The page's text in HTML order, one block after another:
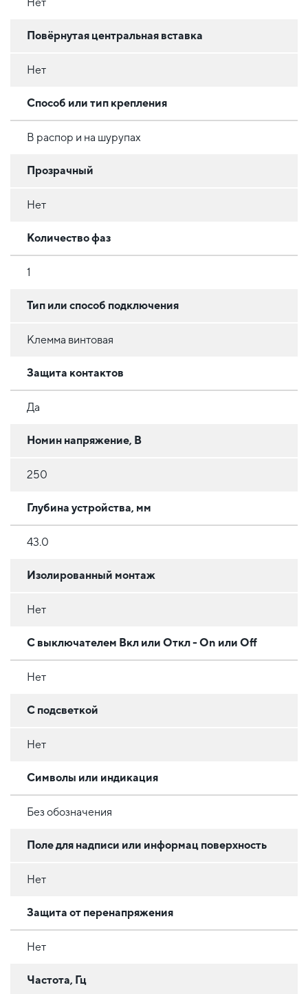
Повёрнутая центральная вставка
Нет
Способ или тип крепления
В распор и на шурупах
Прозрачный
Нет
Количество фаз
1
Тип или способ подключения
Клемма винтовая
Защита контактов
Да
Номин напряжение, В
250
Глубина устройства, мм
43.0
Изолированный монтаж
Нет
С выключателем Вкл или Откл - On или Off
Нет
С подсветкой
Нет
Символы или индикация
Без обозначения
Поле для надписи или информац поверхность
Нет
Защита от перенапряжения
Нет
Частота, Гц